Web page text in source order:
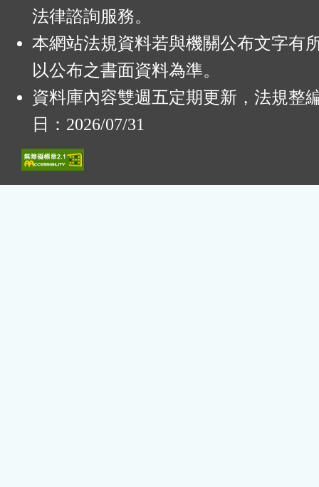
法律諮詢服務。
本網站法規資料若與機關公布文字有
以公布之書面資料為準。
資料庫內容雙週五定期更新，法規整
日：2026/07/31